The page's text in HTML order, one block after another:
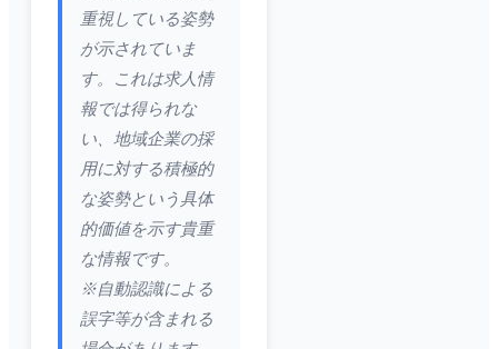
重視している姿勢
が示されていま
す。これは求人情
報では得られな
い、地域企業の採
用に対する積極的
な姿勢という具体
的価値を示す貴重
な情報です。
※自動認識による
誤字等が含まれる